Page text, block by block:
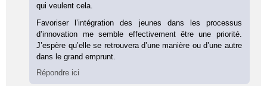
qui veulent cela.
Favoriser l’intégration des jeunes dans les processus
d’innovation me semble effectivement être une priorité.
J’espère qu’elle se retrouvera d’une manière ou d’une autre
dans le grand emprunt.
Répondre ici